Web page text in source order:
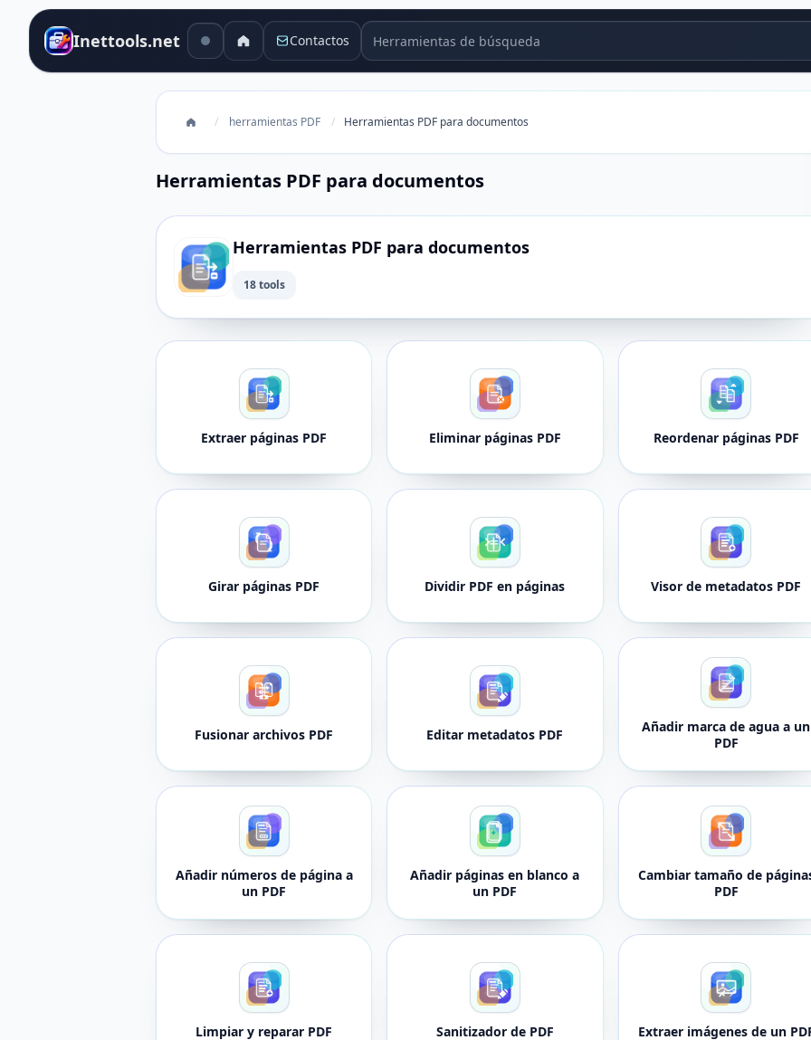
Inettools.net Contactos Herramientas de búsqueda
/ herramientas PDF / Herramientas PDF para documentos
Herramientas PDF para documentos
Herramientas PDF para documentos
18 tools
Extraer páginas PDF Eliminar páginas PDF Reordenar páginas PDF
Girar páginas PDF Dividir PDF en páginas Visor de metadatos PDF
Fusionar archivos PDF Editar metadatos PDF
Añadir marca de agua a un
PDF
Añadir números de página a
un PDF
Añadir páginas en blanco a
un PDF
Cambiar tamaño de
PDF
Limpiar y reparar PDF Sanitizador de PDF Extraer imágenes de un